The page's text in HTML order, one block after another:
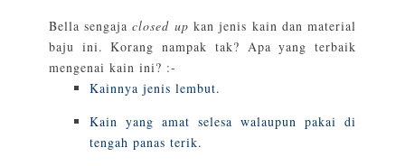
Bella sengajaclosed up kan jenis kain dan material
baju ini. Korang nampak tak? Apa yang terbaik
mengenai kain ini? :-
Kainnya jenis lembut.
Kain yang amat selesa walaupun pakai di
tengah panas terik.